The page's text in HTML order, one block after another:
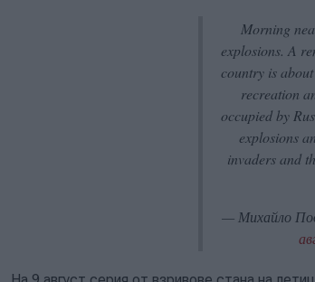
Morning
explosions. A
country is
recreation
occupied by
explosions
invaders and
— Михайло